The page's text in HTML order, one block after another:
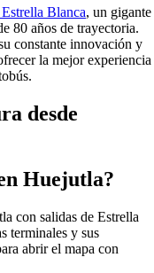
Blanca, un gigante
80 años de trayectoria.
constante innovación y
la mejor experiencia
desde
Huejutla?
con salidas de Estrella
terminales y sus
abrir el mapa con